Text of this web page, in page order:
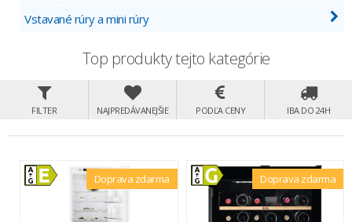
Vstavané rúry a mini rúry
Top produkty tejto kategórie
FILTER NAJPREDÁVANEJŠIE PODĽA CENY IBA DO 24H
Doprava zdarma Doprava zdarma